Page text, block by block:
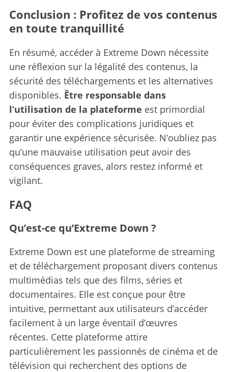
Conclusion : Profitez de vos contenus
en toute tranquillité
En résumé, accéder à Extreme Down nécessite
une réflexion sur la légalité des contenus, la
sécurité des téléchargements et les alternatives
disponibles. Être responsable dans
l’utilisation de la plateforme est primordial
pour éviter des complications juridiques et
garantir une expérience sécurisée. N’oubliez pas
qu’une mauvaise utilisation peut avoir des
conséquences graves, alors restez informé et
vigilant.
FAQ
Qu’est-ce qu’Extreme Down ?
Extreme Down est une plateforme de streaming
et de téléchargement proposant divers contenus
multimédias tels que des films, séries et
documentaires. Elle est conçue pour être
intuitive, permettant aux utilisateurs d’accéder
facilement à un large éventail d’œuvres
récentes. Cette plateforme attire
particulièrement les passionnés de cinéma et de
télévision qui recherchent des options de